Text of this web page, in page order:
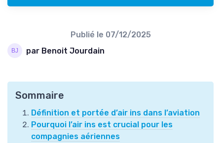
Publié le 07/12/2025
par Benoit Jourdain
Sommaire
Définition et portée d’air ins dans l’aviation
Pourquoi l’air ins est crucial pour les
compagnies aériennes